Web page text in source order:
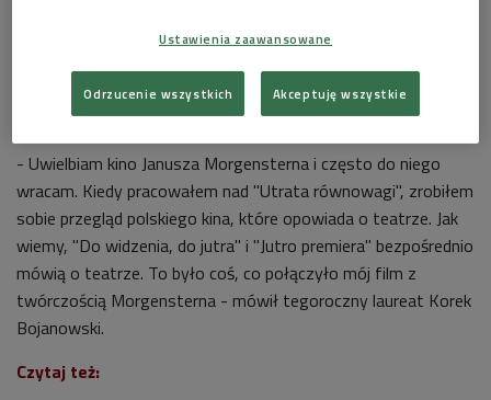
Kino inspirowane twórczością Janusza Morgensterna
- Uwielbiam kino Janusza Morgensterna i często do niego
wracam. Kiedy pracowałem nad "Utrata równowagi", zrobiłem
sobie przegląd polskiego kina, które opowiada o teatrze. Jak
wiemy, "Do widzenia, do jutra" i "Jutro premiera" bezpośrednio
mówią o teatrze. To było coś, co połączyło mój film z
twórczością Morgensterna - mówił tegoroczny laureat Korek
Bojanowski.
Czytaj też:
Ustawienia zaawansowane
Odrzucenie wszystkich Akceptuję wszystkie